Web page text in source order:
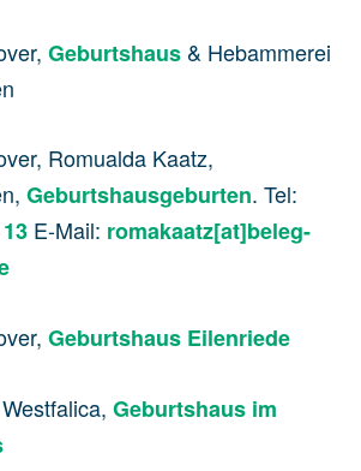
Geburtshaus & Hebammerei
Romualda Kaatz,
Geburtshausgeburten. Tel:
E-Mail: romakaatz[at]beleg-
Geburtshaus Eilenriede
Geburtshaus im